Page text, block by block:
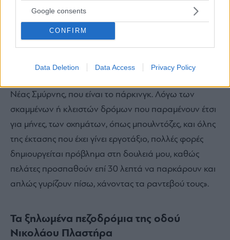
Google consents
CONFIRM
Data Deletion Data Access Privacy Policy
πολυσύχναστης οδού Ομήρου και μοιράζεται μαζί μας
την εμπειρία του από τα έργα που τρέχουν αυτή την
περίοδο στο σημείο: «Το δεύτερο σκέλος της
ανάπλασης της οδού έχει ξεκινήσει εδώ και έξι μήνες
περίπου και η αλήθεια είναι πως νομίζω ότι η
Νέας Σμύρνης, που είναι το πάρκινγκ. Λόγω των
σκαμμένων ή κλειστών δρόμων που παραμένουν έτσι
για μήνες, των οχημάτων, όπως μπουλντόζες, και όλης
της έκτασης που έχει γίνει εργοτάξιο, πολλές φορές
δημιουργείται πρόβλημα στη δουλειά μου, καθώς
πελάτες προσπαθούν επί 30 λεπτά να παρκάρουν και
απλώς γυρίζουν πίσω, χάνοντας τα ραντεβού τους».
Τα ξηλωμένα πεζοδρόμια της οδού
Νικολάου Πλαστήρα